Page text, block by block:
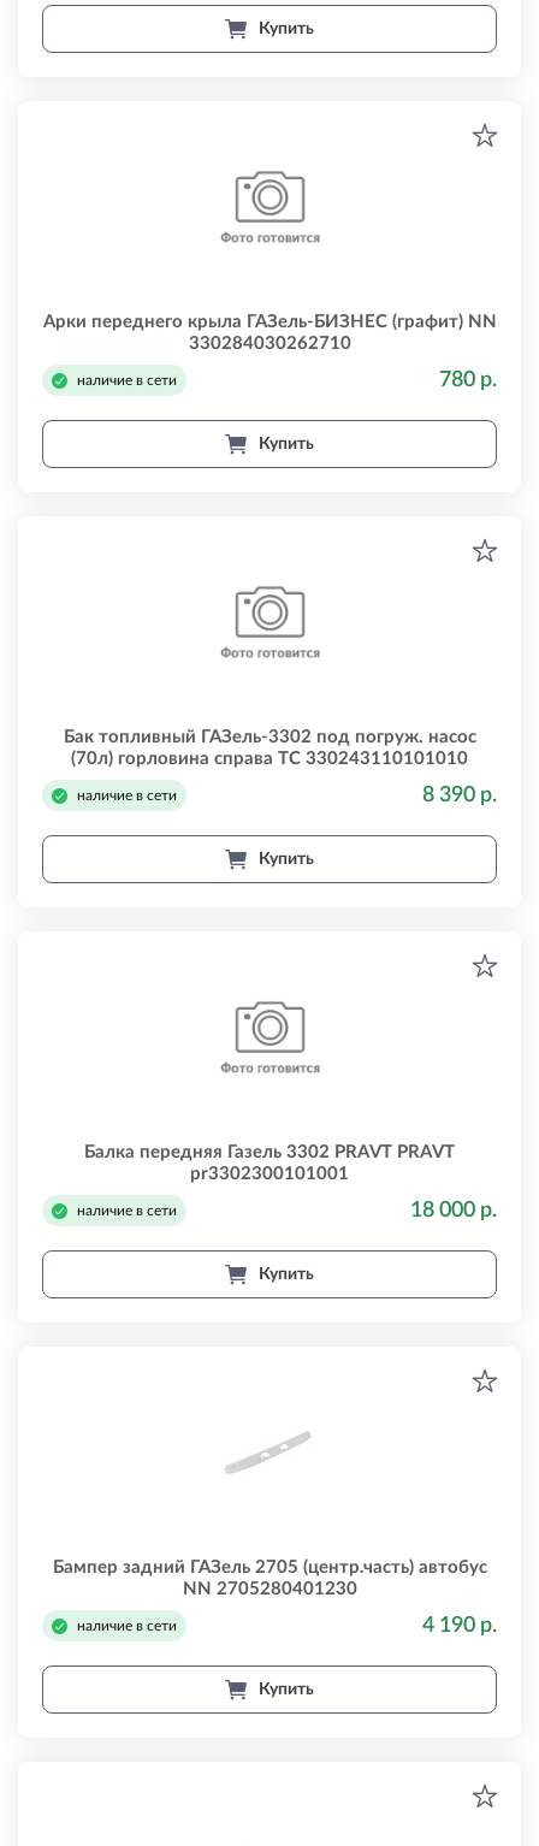
Купить
Арки переднего крыла ГАЗель-БИЗНЕС (графит) NN
330284030262710
наличие в сети 780 р.
Купить
Бак топливный ГАЗель-3302 под погруж. насос
(70л) горловина справа ТС 330243110101010
наличие в сети 8 390 р.
Купить
Балка передняя Газель 3302 PRAVT PRAVT
pr3302300101001
наличие в сети 18 000 р.
Купить
Бампер задний ГАЗель 2705 (центр.часть) автобус
NN 2705280401230
наличие в сети 4 190 р.
Купить